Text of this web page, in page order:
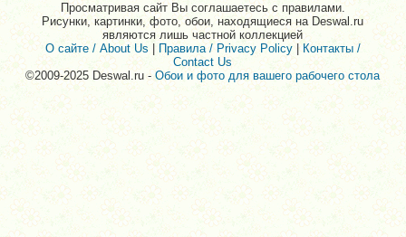
Просматривая сайт Вы соглашаетесь с правилами.
Рисунки, картинки, фото, обои, находящиеся на Deswal.ru
являются лишь частной коллекцией
О сайте / About Us
Правила / Privacy Policy|Контакты /
Contact Us
©2009-2025 Deswal.ru -Обои и фото для вашего рабочего стола